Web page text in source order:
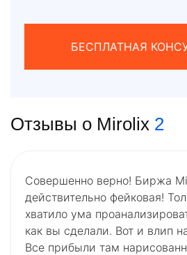
БЕСПЛАТНАЯ
Отзывы о Mirolix 2
Совершенно верно! Биржа
действительно фейковая!
хватило ума
как вы сделали. Вот и влип
Все прибыли там